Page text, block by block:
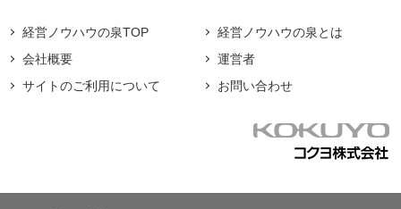
経営ノウハウの泉TOP
経営ノウハウの泉とは
会社概要
運営者
サイトのご利用について
お問い合わせ